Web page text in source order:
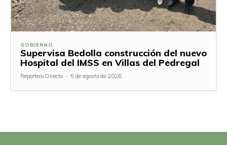
GOBIERNO
Supervisa Bedolla construcción del nuevo
Hospital del IMSS en Villas del Pedregal
Reportero Directo - 5 de agosto de 2026